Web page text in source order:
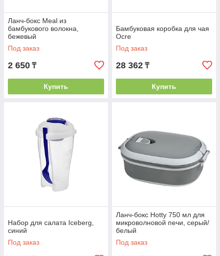
Ланч-бокс Meal из
бамбукового волокна,
бежевый
Под заказ
2 650 ₸
Купить
Бамбуковая коробка для чая
Ocre
Под заказ
28 362 ₸
Купить
Набор для салата Iceberg,
синий
Под заказ
Ланч-бокс Hotty 750 мл для
микроволновой печи, серый/
белый
Под заказ